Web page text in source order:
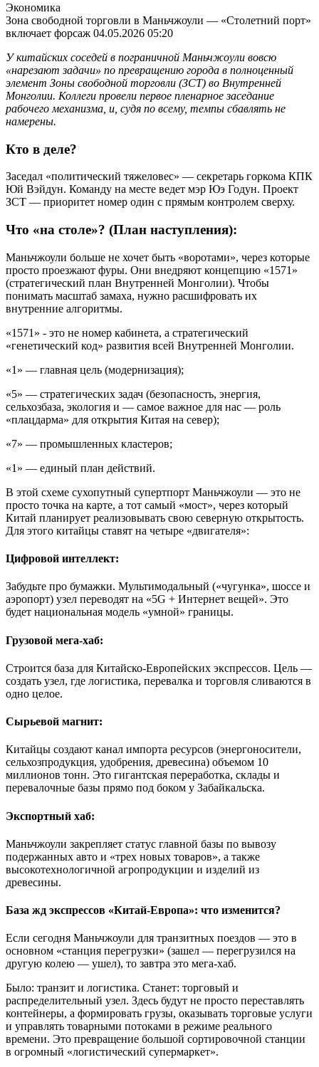
Экономика
Зона свободной торговли в Маньчжоули — «Столетний порт»
включает форсаж 04.05.2026 05:20
У китайских соседей в пограничной Маньчжоули вовсю
«нарезают задачи» по превращению города в полноценный
элемент Зоны свободной торговли (ЗСТ) во Внутренней
Монголии. Коллеги провели первое пленарное заседание
рабочего механизма, и, судя по всему, темпы сбавлять не
намерены.
Кто в деле?
Заседал «политический тяжеловес» — секретарь горкома КПК
Юй Вэйдун. Команду на месте ведет мэр Юэ Годун. Проект
ЗСТ — приоритет номер один с прямым контролем сверху.
Что «на столе»? (План наступления):
Маньчжоули больше не хочет быть «воротами», через которые
просто проезжают фуры. Они внедряют концепцию «1571»
(стратегический план Внутренней Монголии). Чтобы
понимать масштаб замаха, нужно расшифровать их
внутренние алгоритмы.
«1571» - это не номер кабинета, а стратегический
«генетический код» развития всей Внутренней Монголии.
«1» — главная цель (модернизация);
«5» — стратегических задач (безопасность, энергия,
сельхозбаза, экология и — самое важное для нас — роль
«плацдарма» для открытия Китая на север);
«7» — промышленных кластеров;
«1» — единый план действий.
В этой схеме сухопутный супертпорт Маньчжоули — это не
просто точка на карте, а тот самый «мост», через который
Китай планирует реализовывать свою северную открытость.
Для этого китайцы ставят на четыре «двигателя»:
Цифровой интеллект:
Забудьте про бумажки. Мультимодальный («чугунка», шоссе и
аэропорт) узел переводят на «5G + Интернет вещей». Это
будет национальная модель «умной» границы.
Грузовой мега-хаб:
Строится база для Китайско-Европейских экспрессов. Цель —
создать узел, где логистика, перевалка и торговля сливаются в
одно целое.
Сырьевой магнит:
Китайцы создают канал импорта ресурсов (энергоносители,
сельхозпродукция, удобрения, древесина) объемом 10
миллионов тонн. Это гигантская переработка, склады и
перевалочные базы прямо под боком у Забайкальска.
Экспортный хаб:
Маньчжоули закрепляет статус главной базы по вывозу
подержанных авто и «трех новых товаров», а также
высокотехнологичной агропродукции и изделий из
древесины.
База жд экспрессов «Китай-Европа»: что изменится?
Если сегодня Маньчжоули для транзитных поездов — это в
основном «станция перегрузки» (зашел — перегрузился на
другую колею — ушел), то завтра это мега-хаб.
Было: транзит и логистика. Станет: торговый и
распределительный узел. Здесь будут не просто переставлять
контейнеры, а формировать грузы, оказывать торговые услуги
и управлять товарными потоками в режиме реального
времени. Это превращение большой сортировочной станции
в огромный «логистический супермаркет».